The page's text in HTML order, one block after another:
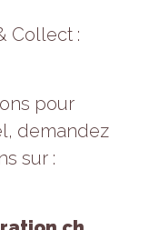
Collect :
pour
demandez
sur :
Web.
intérêt et